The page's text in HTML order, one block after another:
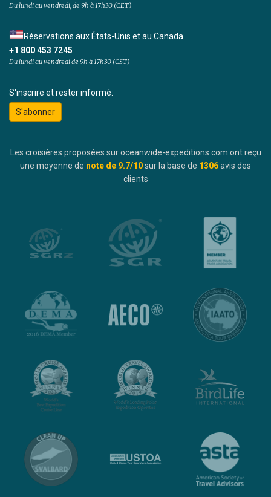
Du lundi au vendredi, de 9h à 17h30 (CET)
Réservations aux États-Unis et au Canada
+1 800 453 7245
Du lundi au vendredi de 9h à 17h30 (CST)
S'inscrire et rester informé:
S'abonner
Les croisières proposées sur oceanwide-expeditions.com ont reçu
une moyenne de note de 9.7/10sur la base de 1306avis des
clients